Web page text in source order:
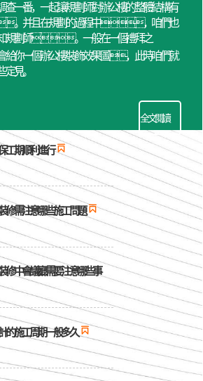
查一番，一起讓規劃師對辦公樓的整體結構有
。并且在規劃的過程中，咱們也
知規劃師。一般在一個禮拜之
你一個辦公樓裝飾效果圖，此時咱們就
見。
全文閱讀
工期順利進行
修需注意哪些施工問題
修中會議廳需要注意哪些事
的施工周期一般多久